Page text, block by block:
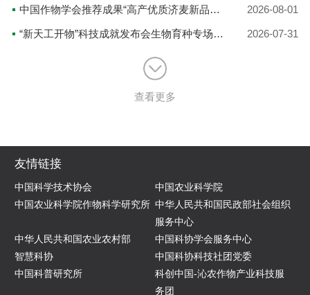
中国作物学会推荐成果“高产优质济麦新品种的选育与推广”亮相“新天工开物”科技成就发布会 2026-08-01
“新天工开物”科技成就发布会生物育种专场将于今日开播 2026-07-31
查看更多
友情链接
中国科学技术协会
中国农业科学院
中国农业科学院作物科学研究所 中华人民共和国民政部社会组织
服务中心
中华人民共和国农业农村部
中国科协学会服务中心
智慧科协
中国科协科技社团党委
中国科普研究所
科创中国-沁农作物产业科技服
务团